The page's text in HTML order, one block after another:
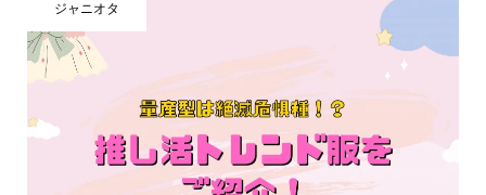
ジャニオタ